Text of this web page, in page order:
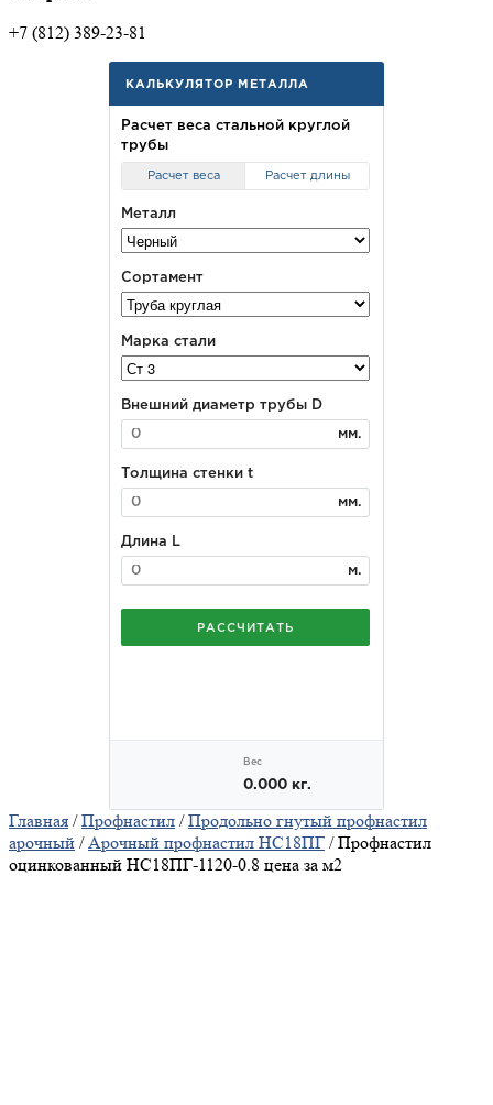
+7 (812) 389-23-81
Главная /Профнастил /Продольно гнутый профнастил
арочный /Арочный профнастил НС18ПГ / Профнастил
оцинкованный НС18ПГ-1120-0.8 цена за м2